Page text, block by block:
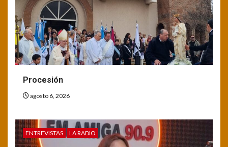
Procesión
agosto 6, 2026
ENTREVISTAS LA RADIO